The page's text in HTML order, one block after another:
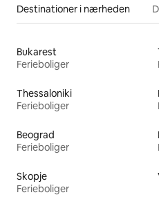
Destinationer i nærheden
Bukarest
Ferieboliger
Thessaloniki
Ferieboliger
Beograd
Ferieboliger
Skopje
Ferieboliger